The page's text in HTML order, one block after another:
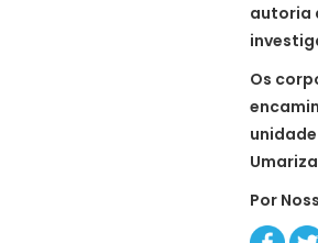
autoria
Os
Por